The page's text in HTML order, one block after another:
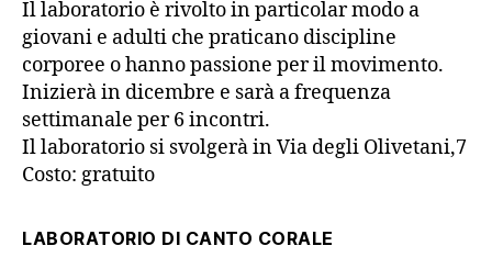
Il laboratorio è rivolto in particolar modo a
giovani e adulti che praticano discipline
corporee o hanno passione per il movimento.
Inizierà in dicembre e sarà a frequenza
settimanale per 6 incontri.
Il laboratorio si svolgerà in Via degli Olivetani,7
Costo: gratuito
LABORATORIO DI CANTO CORALE